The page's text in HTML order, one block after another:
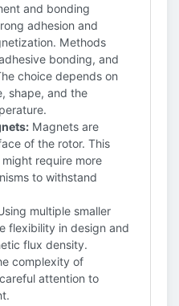
and bonding
adhesion and
Methods
bonding, and
choice depends on
shape, and the
Magnets are
of the rotor. This
require more
to withstand
multiple smaller
flexibility in design and
flux density.
complexity of
attention to